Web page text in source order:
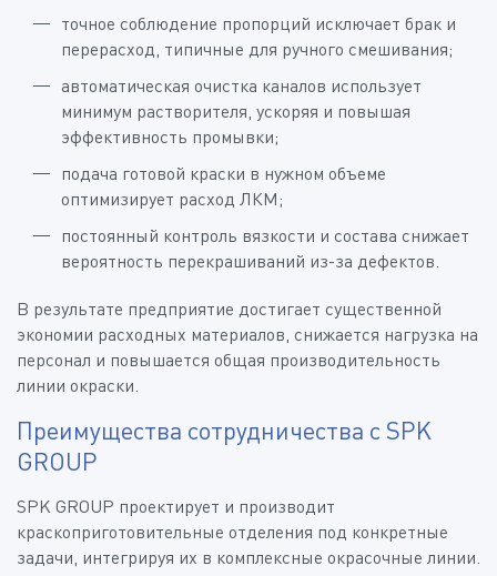
точное соблюдение пропорций исключает брак и
перерасход, типичные для ручного смешивания;
автоматическая очистка каналов использует
минимум растворителя, ускоряя и повышая
эффективность промывки;
подача готовой краски в нужном объеме
оптимизирует расход ЛКМ;
постоянный контроль вязкости и состава снижает
вероятность перекрашиваний из-за дефектов.
В результате предприятие достигает существенной
экономии расходных материалов, снижается нагрузка на
персонал и повышается общая производительность
линии окраски.
Преимущества сотрудничества с SPK
GROUP
SPK GROUP проектирует и производит
краскоприготовительные отделения под конкретные
задачи, интегрируя их в комплексные окрасочные линии.